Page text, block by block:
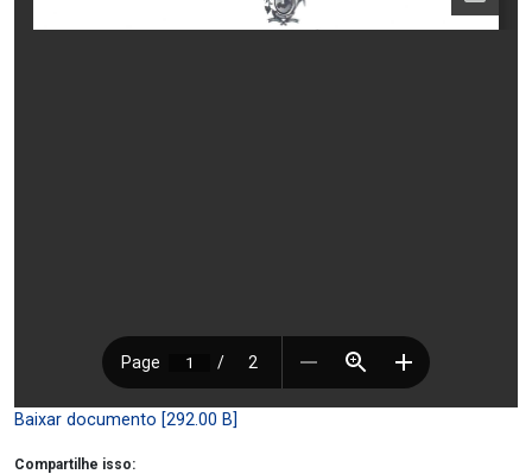
Baixar documento [292.00 B]
Compartilhe isso: